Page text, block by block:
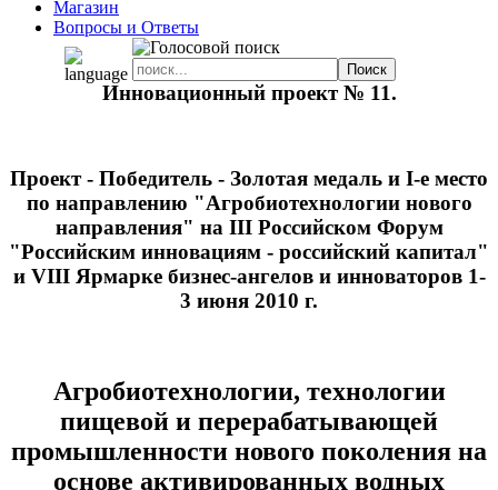
Магазин
Вопросы и Ответы
Инновационный проект № 11.
Проект - Победитель - Золотая медаль и I-е место
по направлению "Агробиотехнологии нового
направления" на III Российском Форум
"Российским инновациям - российский капитал"
и VIII Ярмарке бизнес-ангелов и инноваторов 1-
3 июня 2010 г.
Агробиотехнологии, технологии
пищевой и перерабатывающей
промышленности нового поколения на
основе активированных водных